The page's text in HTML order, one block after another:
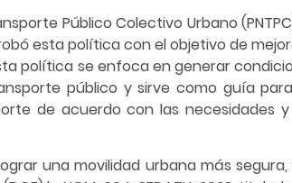
Público Colectivo Urbano
esta política con el objetivo de
política se enfoca en generar
público y sirve como guía
de acuerdo con las necesidades
una movilidad urbana más segura,